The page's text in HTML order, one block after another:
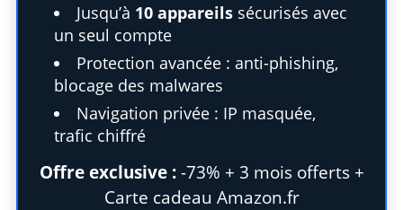
Jusqu’à 10 appareilssécurisés avec
un seul compte
Protection avancée : anti-phishing,
blocage des malwares
Navigation privée : IP masquée,
trafic chiffré
Offre exclusive :-73% + 3 mois offerts +
Carte cadeau Amazon.fr